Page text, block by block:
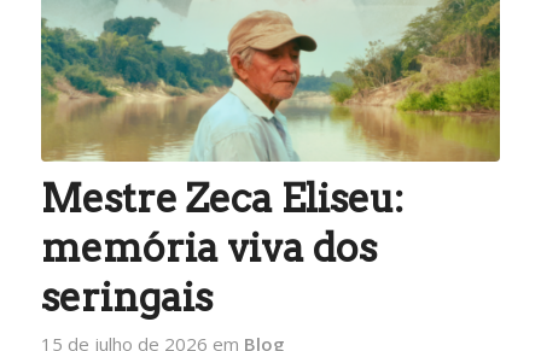
Mestre Zeca Eliseu:
memória viva dos
seringais
15 de julho de 2026 em Blog